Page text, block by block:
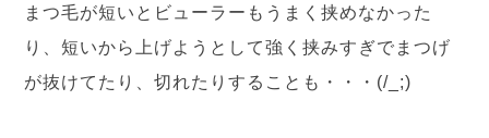
まつ毛が短いとビューラーもうまく挟めなかった
り、短いから上げようとして強く挟みすぎでまつげ
が抜けてたり、切れたりすることも・・・(/_;)